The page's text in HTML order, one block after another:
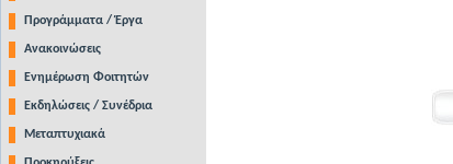
Προγράμματα / Έργα
Ανακοινώσεις
Ενημέρωση Φοιτητών
Εκδηλώσεις / Συνέδρια
Μεταπτυχιακά